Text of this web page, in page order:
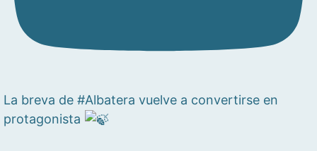
La breva de #Albatera vuelve a convertirse en
protagonista